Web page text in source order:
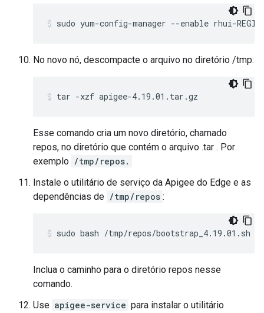
sudo yum-config-manager --enable rhui-
No novo nó, descompacte o arquivo no diretório /tmp:
tar -xzf apigee-4.19.01.tar.gz
Esse comando cria um novo diretório, chamado
repos, no diretório que contém o arquivo .tar . Por
exemplo /tmp/repos.
Instale o utilitário de serviço da Apigee do Edge e as
dependências de /tmp/repos :
sudo bash /tmp/repos/bootstrap_4.19.01.sh
Inclua o caminho para o diretório repos nesse
comando.
Use apigee-service para instalar o utilitário